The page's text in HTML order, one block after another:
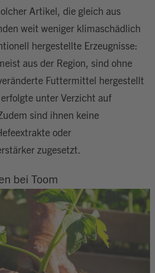
Artikel, die gleich aus
weit weniger klimaschädlich
hergestellte Erzeugnisse:
aus der Region, sind ohne
Futtermittel hergestellt
unter Verzicht auf
sind ihnen keine
oder
zugesetzt.
bei Toom